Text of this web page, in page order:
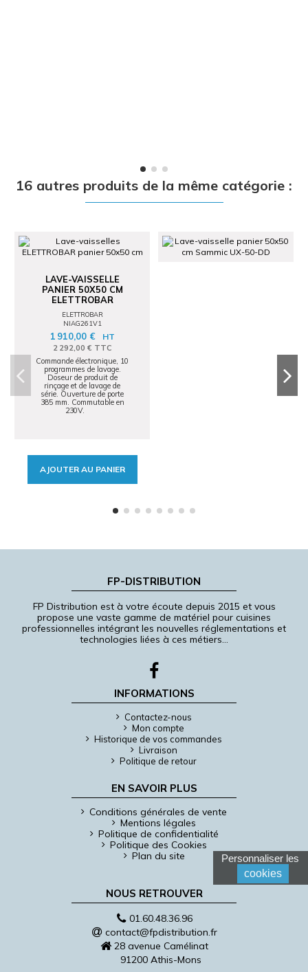
16 autres produits de la même catégorie :
LAVE-VAISSELLE
PANIER 50X50 CM
ELETTROBAR
ELETTROBAR
NIAG261V1
1 910,00 € HT
2 292,00 € TTC
Commande électronique, 10
programmes de lavage.
Doseur de produit de
rinçage et de lavage de
série. Ouverture de porte
385 mm. Commutable en
230V.
AJOUTER AU PANIER
FP-DISTRIBUTION
FP Distribution est à votre écoute depuis 2015 et vous
propose une vaste gamme de matériel pour cuisines
professionnelles intégrant les nouvelles réglementations et
technologies liées à ces métiers…
INFORMATIONS
Contactez-nous
Mon compte
Historique de vos commandes
Livraison
Politique de retour
EN SAVOIR PLUS
Conditions générales de vente
Mentions légales
Politique de confidentialité
Politique des Cookies
Plan du site
NOUS RETROUVER
01.60.48.36.96
contact@fpdistribution.fr
28 avenue Camélinat
91200 Athis-Mons
Personnaliser les
cookies